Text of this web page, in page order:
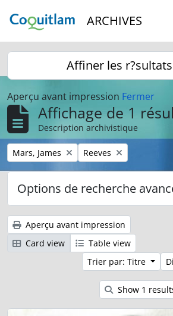
ARCHIVES
Affiner les
Aperçu avant impression Fermer
Affichage de 1
Description archivistique
Remove filter:
Mars, James Remove filter:
Reeves
Options de recherche
Aperçu avant impression
Card view
Table view
Trier par: Titre
Show 1